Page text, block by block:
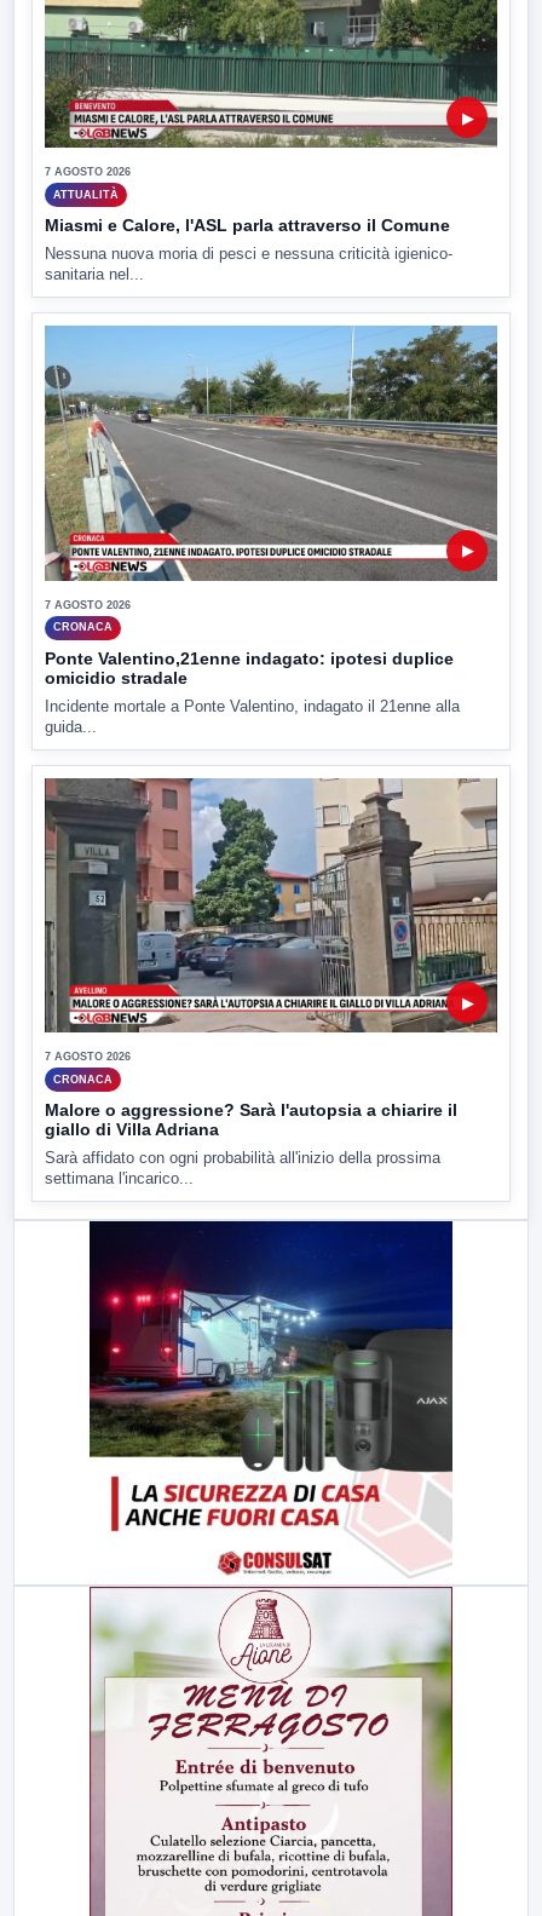
▶
7 AGOSTO 2026
ATTUALITÀ
Miasmi e Calore, l'ASL parla attraverso il Comune
Nessuna nuova moria di pesci e nessuna criticità igienico-
sanitaria nel...
▶
7 AGOSTO 2026
CRONACA
Ponte Valentino,21enne indagato: ipotesi duplice
omicidio stradale
Incidente mortale a Ponte Valentino, indagato il 21enne alla
guida...
▶
7 AGOSTO 2026
CRONACA
Malore o aggressione? Sarà l'autopsia a chiarire il
giallo di Villa Adriana
Sarà affidato con ogni probabilità all'inizio della prossima
settimana l'incarico...